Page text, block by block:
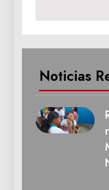
Noticias